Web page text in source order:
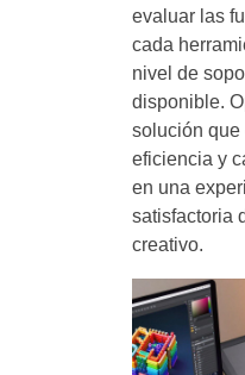
evaluar las
cada
nivel de
disponible.
solución que
eficiencia y
en una
satisfactoria
creativo.